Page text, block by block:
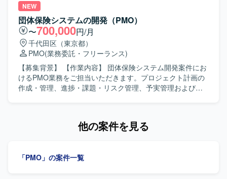
ャリア形成にもつながります。 【開発環境】 SAP
S/4HANAを中心としたERP環境でのデータ移行および移行
設計業務となります。
です。 【作業内容】 社内向け・代理店向けシステムを対象
とした業務支援として、担当システムの運用支援や開発プ
ロジェクト推進を、お客様社員と並走しながら実施してい
ただきます。既存アプリケーションで利用しているTomcat
9.0のサポート期限を踏まえたTomcat 10.1へのバージョン
アップ対応や、現在IEモードで利用しているアプリケーシ
ョンのEdge対応（モダナイゼーション）に関する業務支援
を行っていただきます。開発業務そのものは担当せず、プ
ロジェクトの推進や関係者との調整を中心にご対応いただ
がら整理・推進できる方が望ましいです。コミュニケーシ
IEモードからEdge化対応案件などの経験をお持ちの方であ
NEW
団体保険システムの開発（PMO）
〜700,000円/月
千代田区（東京都）
PMO(業務委託・フリーランス)
【募集背景】 【作業内容】 団体保険システム開発案件にお
けるPMO業務をご担当いただきます。プロジェクト計画の
作成・管理、進捗・課題・リスク管理、予実管理および報
す。 【ポジションの魅力】 大規模Web業務アプリケーショ
他の案件を見る
「PMO」の案件一覧